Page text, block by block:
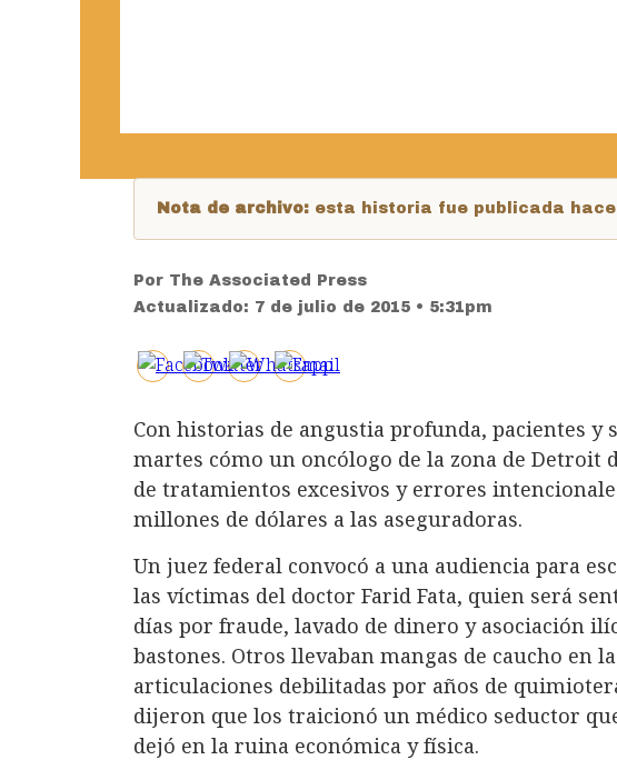
Nota de archivo: esta historia fue publicada
Por The Associated Press
Actualizado: 7 de julio de 2015 • 5:31pm
Con historias de angustia profunda, pacientes
martes cómo un oncólogo de la zona de Detroit
de tratamientos excesivos y errores
millones de dólares a las aseguradoras.
Un juez federal convocó a una audiencia para
las víctimas del doctor Farid Fata, quien será
días por fraude, lavado de dinero y asociación
bastones. Otros llevaban mangas de caucho en
articulaciones debilitadas por años de
dijeron que los traicionó un médico seductor
dejó en la ruina económica y física.